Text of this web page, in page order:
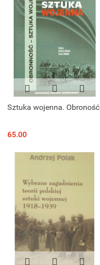
Sztuka wojenna. Obroność
65.00